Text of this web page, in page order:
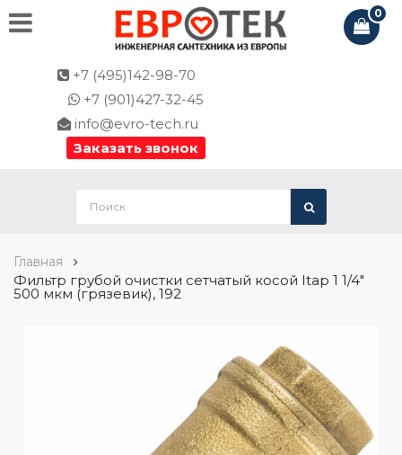
+7 (495)142-98-70
+7 (901)427-32-45
info@evro-tech.ru
Заказать звонок
0
Главная
Фильтр грубой очистки сетчатый косой Itap 1 1/4"
500 мкм (грязевик), 192